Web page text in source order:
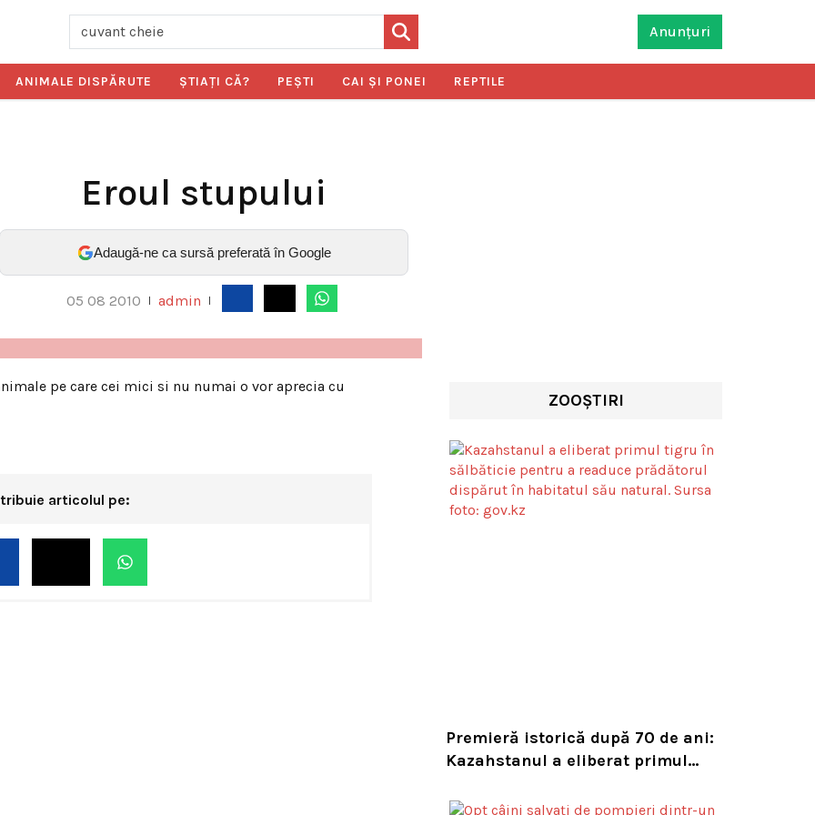
Anunțuri
ANIMALE DISPĂRUTE ŞTIAŢI CĂ? PEŞTI CAI ŞI PONEI REPTILE
Eroul stupului
Adaugă-ne ca sursă preferată în Google
05 08 2010 admin
pe care cei mici si nu numai o vor aprecia cu
articolul pe:
ZOOȘTIRI
Premieră istorică după 70 de ani:
Kazahstanul a eliberat primul
readuce prădătorul dispărut în